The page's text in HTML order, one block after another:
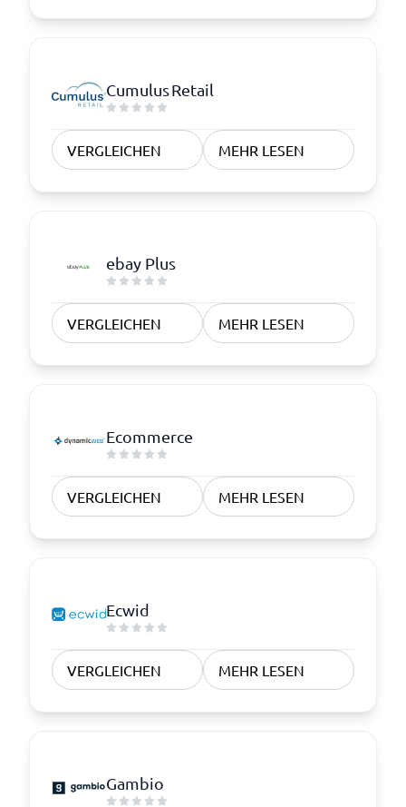
Cumulus Retail
VERGLEICHEN MEHR LESEN
ebay Plus
VERGLEICHEN MEHR LESEN
Ecommerce
VERGLEICHEN MEHR LESEN
Ecwid
VERGLEICHEN MEHR LESEN
Gambio